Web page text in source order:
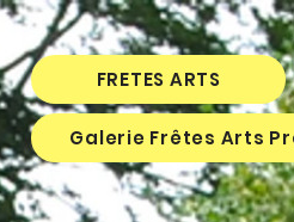
FRETES ARTS
Galerie Frêtes Arts